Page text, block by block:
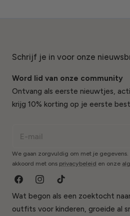
Wat begon als een zoektocht
outfits voor kinderen, groeide al
Schrijf je in voor onze
Word lid van onze community
Ontvang als eerste nieuwtjes,
krijg 10% korting op je eerste
We gaan zorgvuldig om met je
akkoord met ons privacybeleid en onze
FacebookInstagramTikTok